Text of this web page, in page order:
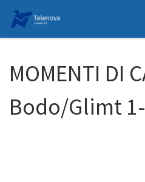
Passa al contenuto
MOMENTI DI
Bodo/Glimt